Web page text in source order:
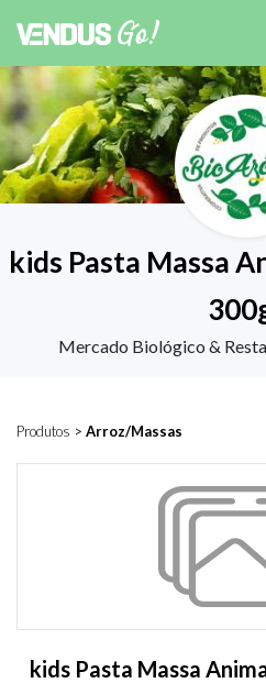
kids Pasta Massa
Mercado Biológico &
Produtos > Arroz/Massas
kids Pasta Massa